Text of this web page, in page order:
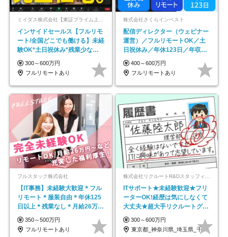
インサイドセールス【フルリモ
ート/全国どこでも働ける】未経
験OK*土日祝休み*残業少なめ*
在宅勤務手当あり
300～600万円
フルリモートあり
株式会社さくらインベスト
配信ディレクター（ウェビナー
運営）／フルリモートOK／土
日祝休み／年休123日／年収
600万円可
400～600万円
フルリモートあり
フルスタック株式会社
【IT事務】未経験大歓迎＊フル
リモート＊服装自由＊年休125
日以上＊残業なし＊月給26万円
以上
350～500万円
フルリモートあり
株式会社リクルートR&Dスタッフィング【リクルートグループ】
ITサポート★未経験歓迎★フリ
ーターOK!経歴は気にしなくて
大丈夫★超大手リクルートグル
ープの正社員/sg
300～600万円
東京都_神奈川県_埼玉県_千葉県_大阪府…